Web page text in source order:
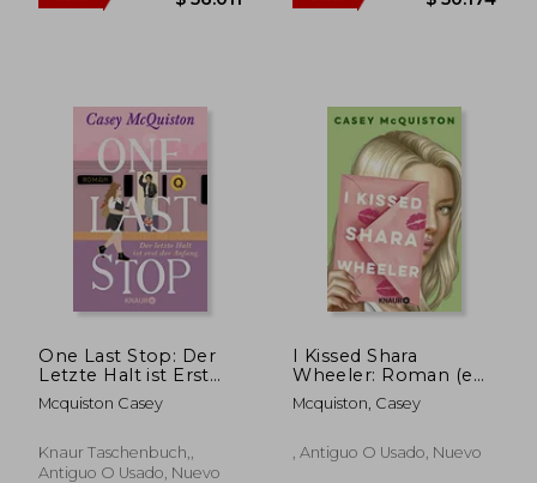
50%
dcto. $ 48.130
50%
dcto. $
One Last Stop: Der
Letzte Halt ist Erst
der Anfang (en
Alemán) (en Alemán)
Mcquiston Casey
Knaur Taschenbuch,,
Antiguo O Usado, Nuevo
I Kissed Shara
Wheeler: Roman (en
Alemán)
Mcquiston, Casey
, Antiguo O Usado, Nuevo